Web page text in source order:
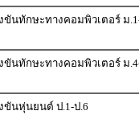
ขันทักษะทางคอมพิวเตอร์ ม
ขันทักษะทางคอมพิวเตอร์ ม
ขันหุ่นยนต์ ป.1-ป.6